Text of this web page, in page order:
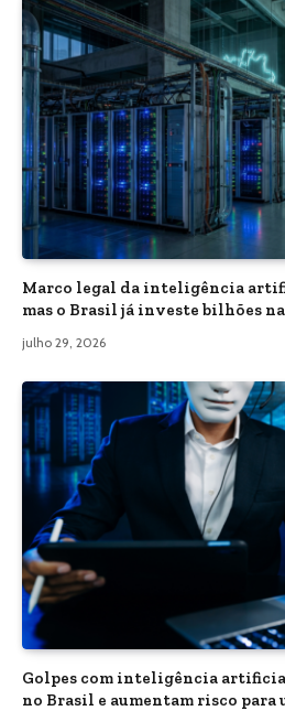
Marco legal da inteligência
mas o Brasil já investe bilhões
julho 29, 2026
Golpes com inteligência
no Brasil e aumentam risco para